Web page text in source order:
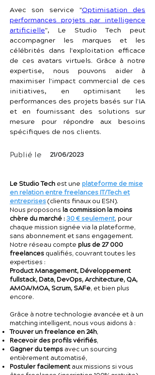
Avec son service "Optimisation des
performances projets par intelligence
artificielle", Le Studio Tech peut
accompagner les marques et les
célébrités dans l'exploitation efficace
de ces avatars virtuels. Grâce à notre
expertise, nous pouvons aider à
maximiser l'impact commercial de ces
initiatives, en optimisant les
performances des projets basés sur l'IA
et en fournissant des solutions sur
mesure pour répondre aux besoins
spécifiques de nos clients.
Publié le 21/06/2023
Le Studio Tech est une plateforme de mise
en relation entre freelances IT/Tech et
entreprises(clients finaux ou ESN).
Nous proposons la commission la moins
chère du marché :30 € seulement, pour
chaque mission signée via la plateforme,
sans abonnement et sans engagement.
Notre réseau compte plus de 27 000
freelances qualifiés, couvrant toutes les
expertises :
Product Management, Développement
fullstack, Data, DevOps, Architecture, QA,
AMOA/MOA, Scrum, SAFe, et bien plus
encore.
Grâce à notre technologie avancée et à un
matching intelligent, nous vous aidons à :
Trouver un freelance en 24h,
Recevoir des profils vérifiés,
Gagner du temps avec un sourcing
entièrement automatisé,
Postuler facilementaux missions si vous